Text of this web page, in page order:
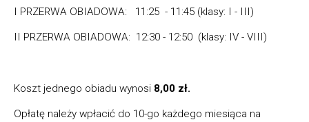
I PRZERWA OBIADOWA: 11:25 - 11:45 (klasy: I - III)
II PRZERWA OBIADOWA: 12:30 - 12:50 (klasy: IV - VIII)
Koszt jednego obiadu wynosi 8,00 zł.
Opłatę należy wpłacić do 10-go każdego miesiąca na